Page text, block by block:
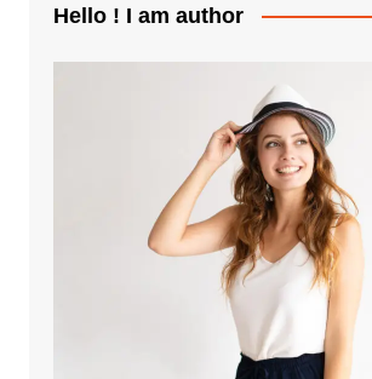
Hello ! I am author